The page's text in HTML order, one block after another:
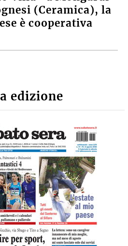
Villa» a Mongardi
(Ceramica), la